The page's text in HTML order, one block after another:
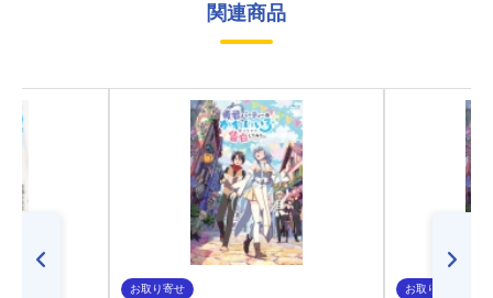
関連商品
お取り寄せ お取り寄せ